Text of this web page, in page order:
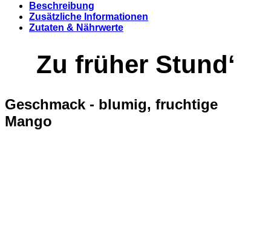
Beschreibung
Zusätzliche Informationen
Zutaten & Nährwerte
Zu früher Stund‘
Geschmack - blumig, fruchtige
Mango